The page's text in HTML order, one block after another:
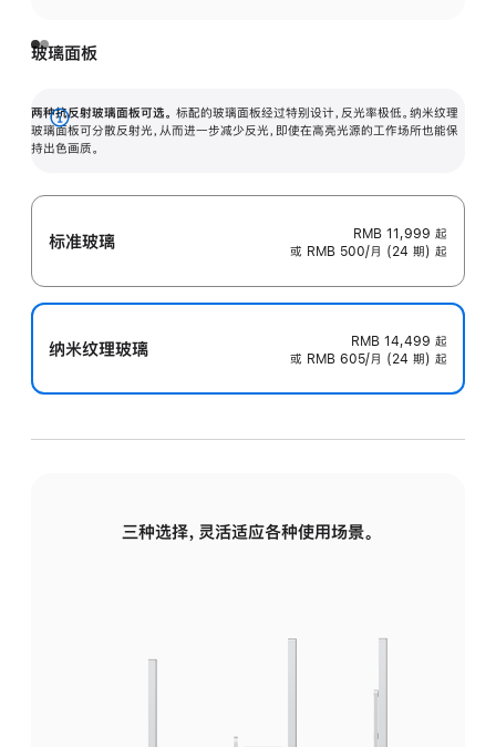
玻璃面板
两种抗反射玻璃面板可选。 标配的玻璃面板经过特别设计，反光率极低。纳米纹理
玻璃面板可分散反射光，从而进一步减少反光，即使在高亮光源的工作场所也能保
持出色画质。
展
开
标准玻璃 RMB 11,999 起
或 RMB 500/月 (24 期) 起
纳米纹理玻璃 RMB 14,499 起
或 RMB 605/月 (24 期) 起
三种选择，灵活适应各种使用场景。